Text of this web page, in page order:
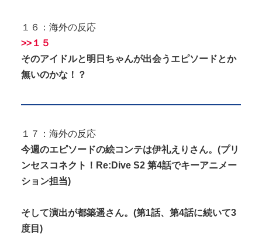
１６：海外の反応
>>１５
そのアイドルと明日ちゃんが出会うエピソードとか
無いのかな！？
１７：海外の反応
今週のエピソードの絵コンテは伊礼えりさん。(プリ
ンセスコネクト！Re:Dive S2 第4話でキーアニメー
ション担当)
そして演出が都築遥さん。(第1話、第4話に続いて3
度目)